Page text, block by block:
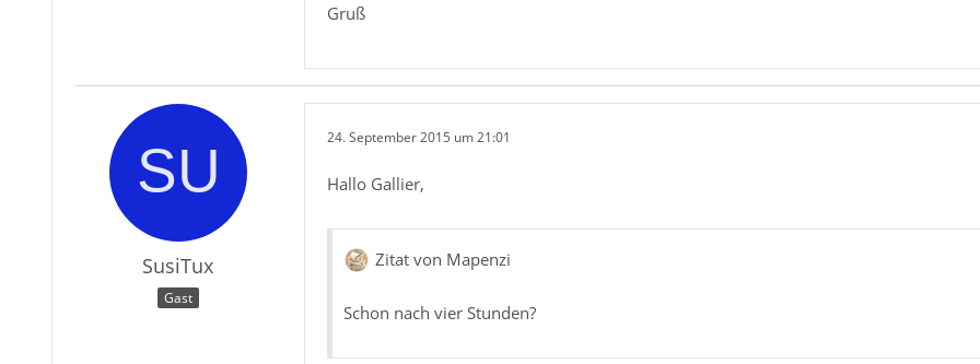
Gruß
SusiTux
Gast
24. September 2015 um 21:01
Hallo Gallier,
Zitat von Mapenzi
Schon nach vier Stunden?